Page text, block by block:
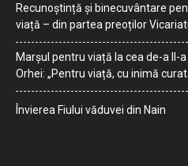
Recunoștință și binecuvântare
viață – din partea preoților
Marșul pentru viață la cea de-a II-
Orhei: „Pentru viață, cu inimă
Învierea Fiului văduvei din Nain